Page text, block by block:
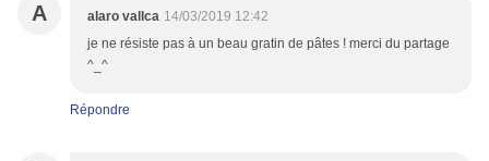
A alaro vallca 14/03/2019 12:42
je ne résiste pas à un beau gratin de pâtes ! merci du partage
^_^
Répondre